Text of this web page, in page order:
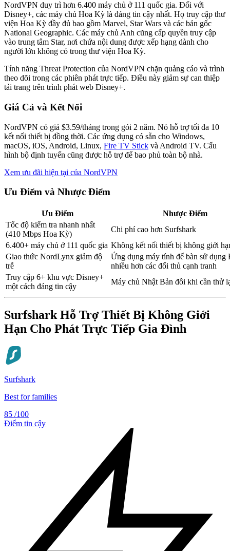
NordVPN duy trì hơn 6.400 máy chủ ở 111 quốc gia. Đối với
Disney+, các máy chủ Hoa Kỳ là đáng tin cậy nhất. Họ truy cập thư
viện Hoa Kỳ đầy đủ bao gồm Marvel, Star Wars và các bản gốc
National Geographic. Các máy chủ Anh cũng cấp quyền truy cập
vào trung tâm Star, nơi chứa nội dung được xếp hạng dành cho
người lớn không có trong thư viện Hoa Kỳ.
Tính năng Threat Protection của NordVPN chặn quảng cáo và trình
theo dõi trong các phiên phát trực tiếp. Điều này giảm sự can thiệp
tải trang trên trình phát web Disney+.
Giá Cả và Kết Nối
NordVPN có giá $3.59/tháng trong gói 2 năm. Nó hỗ trợ tối đa 10
kết nối thiết bị đồng thời. Các ứng dụng có sẵn cho Windows,
macOS, iOS, Android, Linux, Fire TV Stick và Android TV. Cấu
hình bộ định tuyến cũng được hỗ trợ để bao phủ toàn bộ nhà.
Xem ưu đãi hiện tại của NordVPN
Ưu Điểm và Nhược Điểm
Ưu Điểm
Nhược Điểm
Tốc độ kiểm tra nhanh nhất
(410 Mbps Hoa Kỳ)
Chi phí cao hơn Surfshark
6.400+ máy chủ ở 111 quốc gia Không kết nối thiết bị không giới
Giao thức NordLynx giảm độ
trễ
Ứng dụng máy tính để bàn sử dụng
nhiều hơn các đối thủ cạnh tranh
Truy cập 6+ khu vực Disney+
một cách đáng tin cậy
Máy chủ Nhật Bản đôi khi cần thử
Surfshark Hỗ Trợ Thiết Bị Không Giới
Hạn Cho Phát Trực Tiếp Gia Đình
Surfshark
Best for families
85 /100
Điểm tin cậy